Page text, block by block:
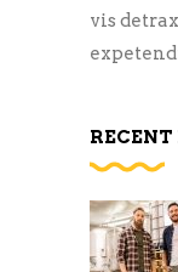
vis
RECENT